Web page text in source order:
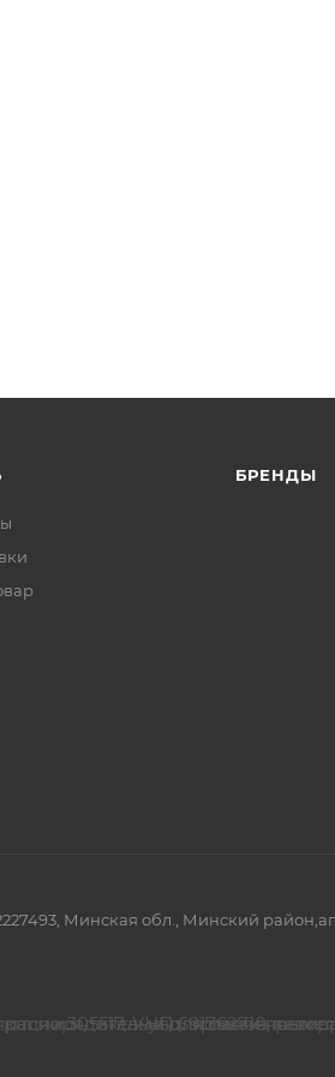
БРЕНДЫ
Минская обл., Минский район,аг.
контактами для связи по
Номер телефона работников местных исполнительных и
305517, УНП 691762710,